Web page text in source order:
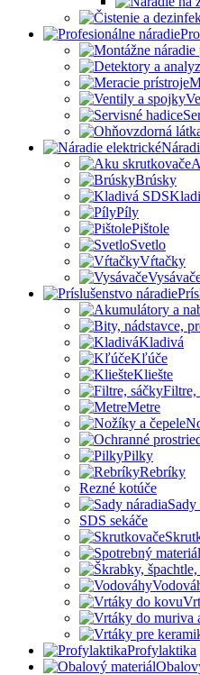
Brúsky
Píly
Pištole
Svetlo
Vŕtačky
Kladivá
Kľúče
Kliešte
Filtre,
Metre
Pilky
Rebríky
Rezné kotúče
Sady
SDS sekáče
Profylaktika